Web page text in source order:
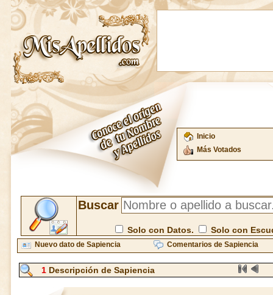
Inicio
Más Votados
Buscar
Solo con Datos. Solo con
Nuevo dato de Sapiencia Comentarios de Sapiencia
1 Descripción de Sapiencia